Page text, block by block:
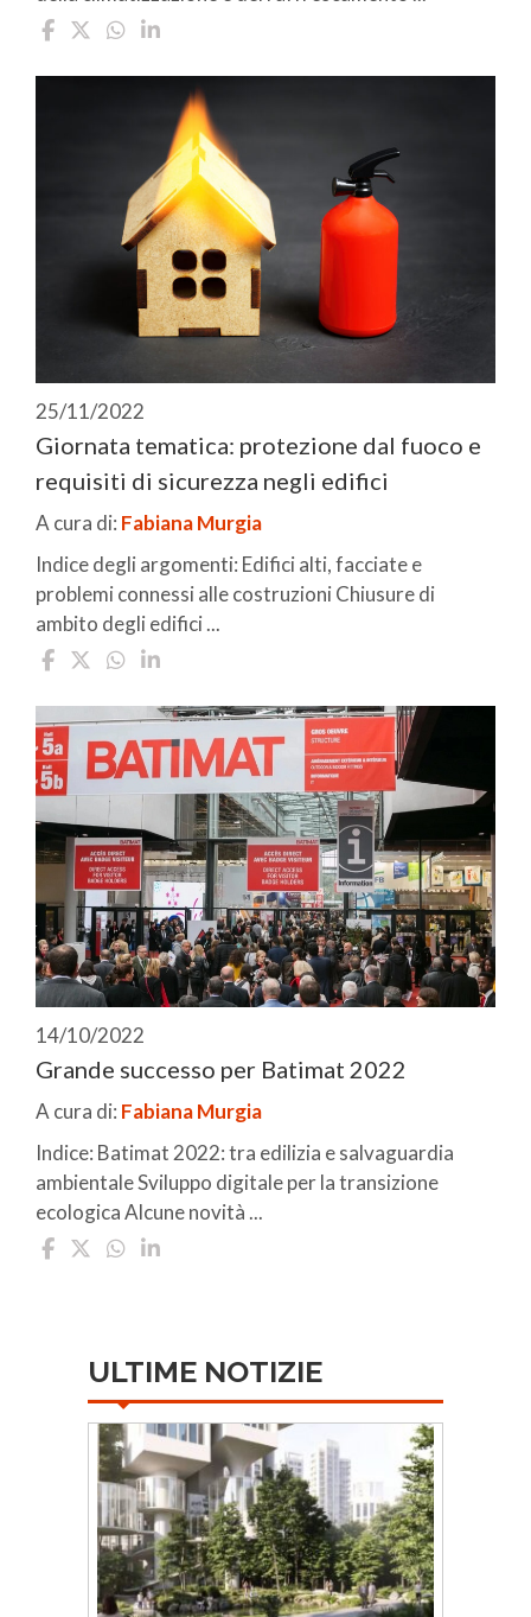
25/11/2022
Giornata tematica: protezione dal fuoco e
requisiti di sicurezza negli edifici
A cura di: Fabiana Murgia
Indice degli argomenti: Edifici alti, facciate e
problemi connessi alle costruzioni Chiusure di
ambito degli edifici ...
14/10/2022
Grande successo per Batimat 2022
A cura di: Fabiana Murgia
Indice: Batimat 2022: tra edilizia e salvaguardia
ambientale Sviluppo digitale per la transizione
ecologica Alcune novità ...
ULTIME NOTIZIE